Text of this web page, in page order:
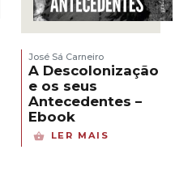
José Sá Carneiro
A Descolonização
e os seus
Antecedentes –
Ebook
LER MAIS